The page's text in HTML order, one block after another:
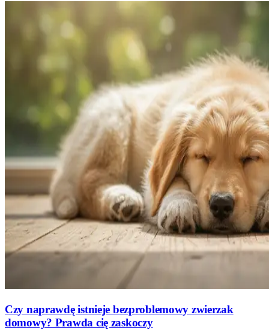
Czy naprawdę istnieje bezproblemowy zwierzak
domowy? Prawda cię zaskoczy